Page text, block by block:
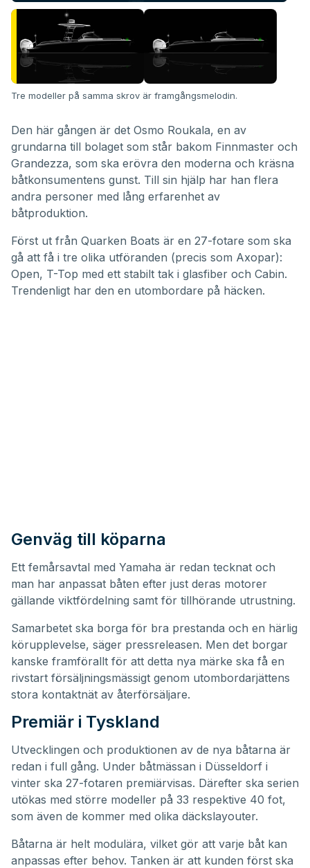
Tre modeller på samma skrov är framgångsmelodin.
Den här gången är det Osmo Roukala, en av
grundarna till bolaget som står bakom Finnmaster och
Grandezza, som ska erövra den moderna och kräsna
båtkonsumentens gunst. Till sin hjälp har han flera
andra personer med lång erfarenhet av
båtproduktion.
Först ut från Quarken Boats är en 27-fotare som ska
gå att få i tre olika utföranden (precis som Axopar):
Open, T-Top med ett stabilt tak i glasfiber och Cabin.
Trendenligt har den en utombordare på häcken.
Genväg till köparna
Ett femårsavtal med Yamaha är redan tecknat och
man har anpassat båten efter just deras motorer
gällande viktfördelning samt för tillhörande utrustning.
Samarbetet ska borga för bra prestanda och en härlig
körupplevelse, säger pressreleasen. Men det borgar
kanske framförallt för att detta nya märke ska få en
rivstart försäljningsmässigt genom utombordarjättens
stora kontaktnät av återförsäljare.
Premiär i Tyskland
Utvecklingen och produktionen av de nya båtarna är
redan i full gång. Under båtmässan i Düsseldorf i
vinter ska 27-fotaren premiärvisas. Därefter ska serien
utökas med större modeller på 33 respektive 40 fot,
som även de kommer med olika däckslayouter.
Båtarna är helt modulära, vilket gör att varje båt kan
anpassas efter behov. Tanken är att kunden först ska